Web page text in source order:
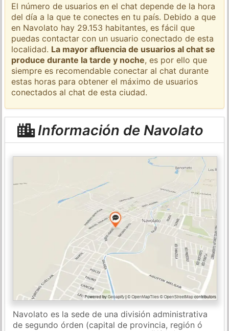
El número de usuarios en el chat depende de la hora
del día a la que te conectes en tu país. Debido a que
en Navolato hay 29.153 habitantes, es fácil que
puedas contactar con un usuario conectado de esta
localidad. La mayor afluencia de usuarios al chat se
produce durante la tarde y noche, es por ello que
siempre es recomendable conectar al chat durante
estas horas para obtener el máximo de usuarios
conectados al chat de esta ciudad.
Información de Navolato
Navolato es la sede de una división administrativa
de segundo órden (capital de provincia, región ó